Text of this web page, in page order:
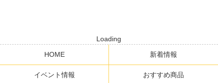
Loading
HOME
新着情報
イベント情報 おすすめ商品